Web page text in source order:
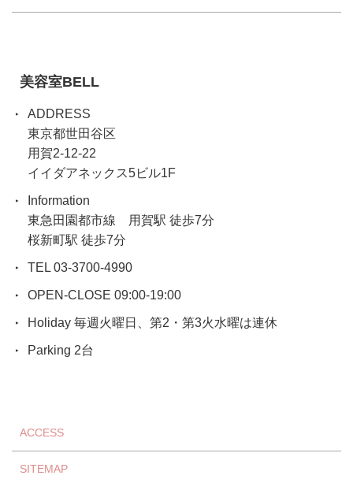
美容室BELL
ADDRESS
東京都世田谷区
用賀2-12-22
イイダアネックス5ビル1F
Information
東急田園都市線 用賀駅 徒歩7分
桜新町駅 徒歩7分
TEL 03-3700-4990
OPEN-CLOSE 09:00-19:00
Holiday 毎週火曜日、第2・第3火水曜は連休
Parking 2台
ACCESS
SITEMAP